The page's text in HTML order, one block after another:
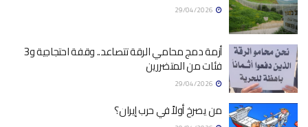
أزمة دمج محامي الرقة تتصاعد.. وقفة احتجاجية و3
فئات من المتضررين
من يصرخ أولاً في حرب إيران؟